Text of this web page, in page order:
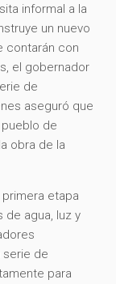
informal a la
un nuevo
contarán con
el gobernador
de
aseguró que
de
obra de la
etapa
de agua, luz y
serie de
para